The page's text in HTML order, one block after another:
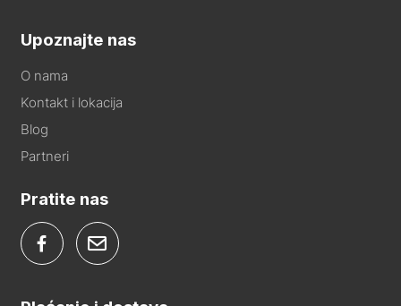
Upoznajte nas
O nama
Kontakt i lokacija
Blog
Partneri
Pratite nas